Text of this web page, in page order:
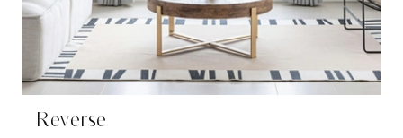
Reverse